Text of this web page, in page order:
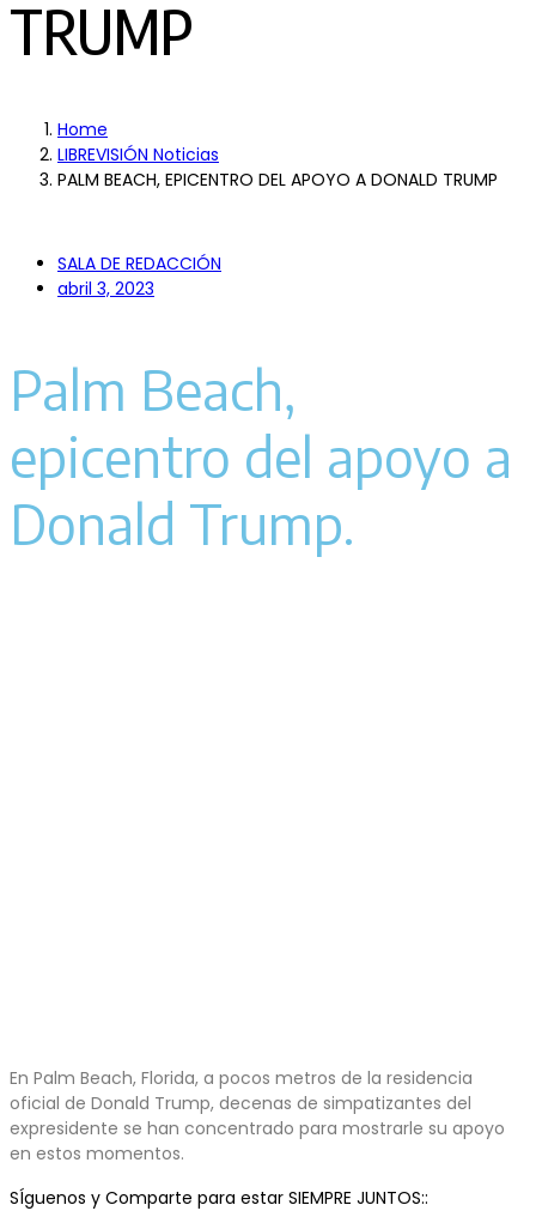
TRUMP
Home
LIBREVISIÓN Noticias
PALM BEACH, EPICENTRO DEL APOYO A DONALD TRUMP
SALA DE REDACCIÓN
abril 3, 2023
Palm Beach,
epicentro del apoyo a
Donald Trump.
En Palm Beach, Florida, a pocos metros de la residencia
oficial de Donald Trump, decenas de simpatizantes del
expresidente se han concentrado para mostrarle su apoyo
en estos momentos.
SÍguenos y Comparte para estar SIEMPRE JUNTOS::